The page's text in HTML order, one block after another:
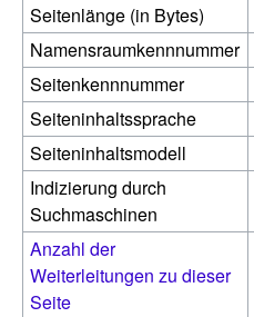
Seitenlänge (in Bytes)
Namensraumkennnummer
Seitenkennnummer
Seiteninhaltssprache
Seiteninhaltsmodell
Indizierung durch
Suchmaschinen
Anzahl der
Weiterleitungen zu dieser
Seite